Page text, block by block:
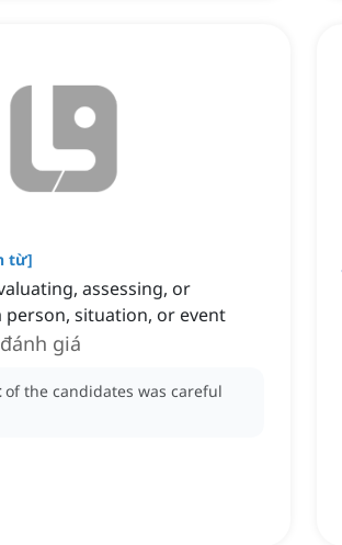
từ]
assessing, or
person, situation, or event
giá
of the candidates was careful